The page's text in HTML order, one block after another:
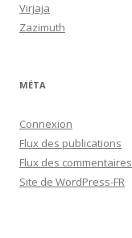
Virjaja
Zazimuth
MÉTA
Connexion
Flux des publications
Flux des commentaires
Site de WordPress-FR